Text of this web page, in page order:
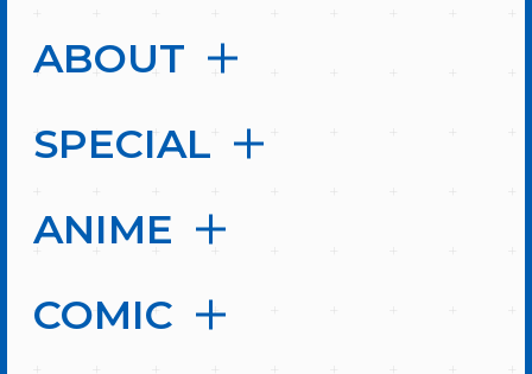
ABOUT
SPECIAL
ANIME
COMIC